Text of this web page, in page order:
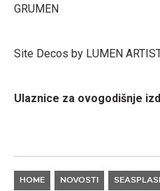
GRUMEN
Site Decos by LUMEN
Ulaznice za ovogodišnje
HOME NOVOSTI